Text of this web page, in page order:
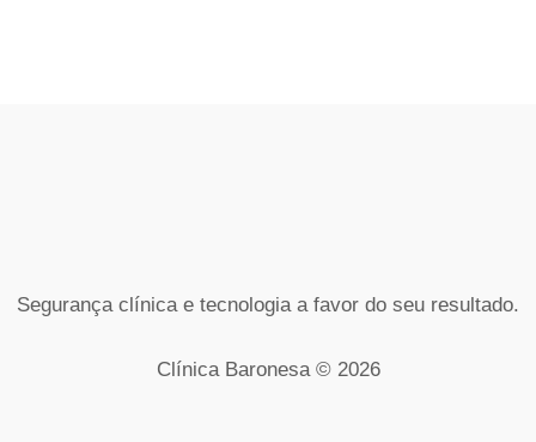
Segurança clínica e tecnologia a favor do seu resultado.
Clínica Baronesa © 2026